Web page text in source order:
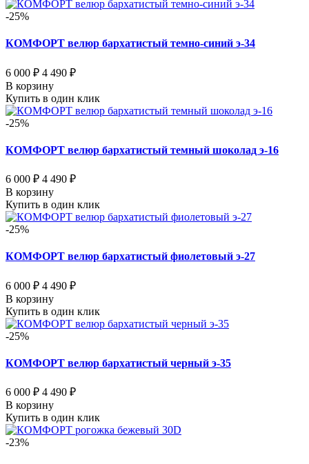
-25%
КОМФОРТ велюр бархатистый темно-синий э-34
6 000 ₽ 4 490 ₽
В корзину
Купить в один клик
-25%
КОМФОРТ велюр бархатистый темный шоколад э-16
6 000 ₽ 4 490 ₽
В корзину
Купить в один клик
-25%
КОМФОРТ велюр бархатистый фиолетовый э-27
6 000 ₽ 4 490 ₽
В корзину
Купить в один клик
-25%
КОМФОРТ велюр бархатистый черный э-35
6 000 ₽ 4 490 ₽
В корзину
Купить в один клик
-23%